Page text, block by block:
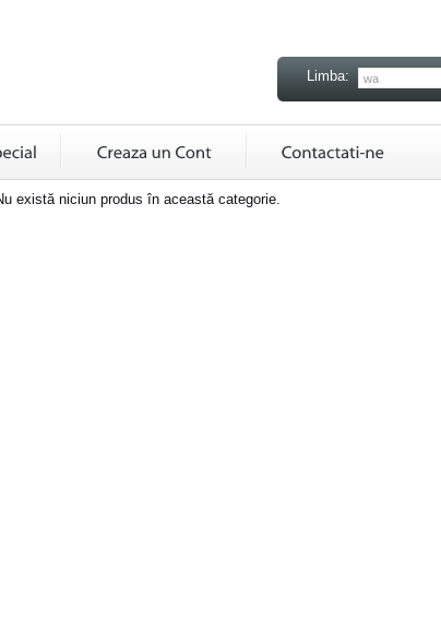
Limba:
există niciun produs în această categorie.